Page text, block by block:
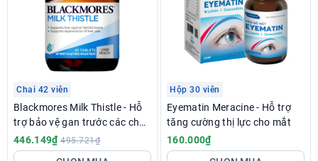
Chai 42 viên
Blackmores Milk Thistle - Hỗ
trợ bảo vệ gan trước các chất
độc hại
446.149₫ 495.721₫
Hộp 30 viên
Eyematin Meracine - Hỗ trợ
tăng cường thị lực cho mắt
160.000₫